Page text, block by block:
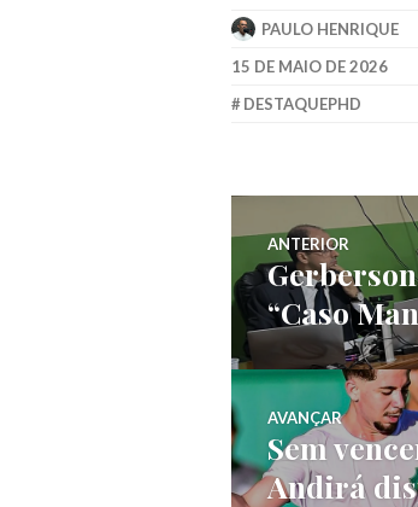
PAULO HENRIQUE
15 DE MAIO DE 2026
DESTAQUEPHD
ANTERIOR
“Caso
AVANÇAR
Sem
Andirá